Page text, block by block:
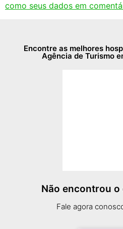
como seus dados em
Encontre as melhores
Agência de Turismo
Não encontrou
Fale agora